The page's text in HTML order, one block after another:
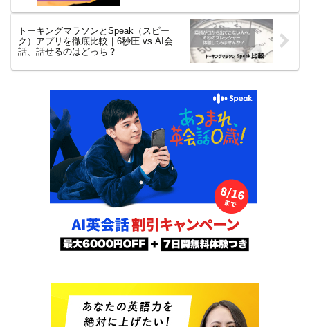
トーキングマラソンとSpeak（スピー
ク）アプリを徹底比較｜6秒圧 vs AI会
話、話せるのはどっち？